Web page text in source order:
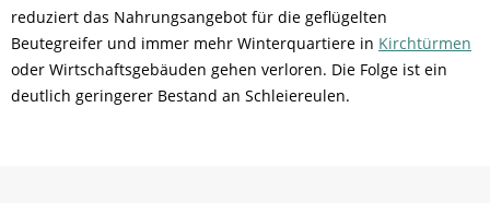
reduziert das Nahrungsangebot für die geflügelten
Beutegreifer und immer mehr Winterquartiere in Kirchtürmen
oder Wirtschaftsgebäuden gehen verloren. Die Folge ist ein
deutlich geringerer Bestand an Schleiereulen.